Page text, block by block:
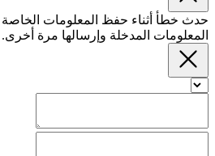
حدث خطأ أثناء حفظ المعلومات
المعلومات المدخلة وإرسالها مرة أخرى.